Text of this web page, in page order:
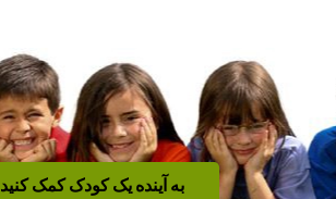
به آینده یک کودک کمک کنید